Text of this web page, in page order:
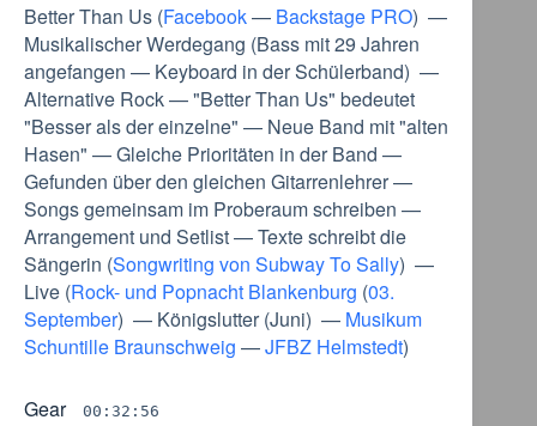
Better Than Us (Facebook— Backstage PRO) —
Musikalischer Werdegang (Bass mit 29 Jahren
angefangen — Keyboard in der Schülerband) —
Alternative Rock—"Better Than Us" bedeutet
"Besser als der einzelne" — Neue Band mit "alten
Hasen" —Gleiche Prioritäten in der Band —
Gefunden über den gleichen Gitarrenlehrer—
Songs gemeinsam im Proberaum schreiben —
Arrangement und Setlist—Texte schreibt die
Sängerin (Songwriting von Subway To Sally) —
Live (Rock- und Popnacht Blankenburg (03.
September) — Königslutter(Juni) — Musikum
Schuntille Braunschweig —JFBZ Helmstedt)
Gear 00:32:56